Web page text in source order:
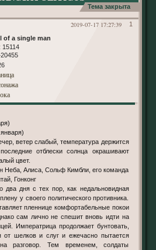
Тема закрыта
1
2019-07-17 17:27:39
of a single man
15114
ветер слабый, температура держится
отблески солнца окрашивают
цвет.
Неба, Алиса, Сольф Кимбли, его команда
Гонконг
два дня с тех пор, как недальновидная
у своего политического противника.
пленнице комфортабельные покои
сам лично не спешит вновь идти на
Императрица продолжает бунтовать,
от шелков и слуг и ежечасно пытается
разговор. Тем временем, солдаты